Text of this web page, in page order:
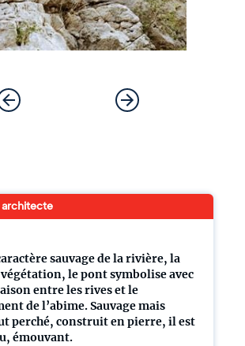
sauvage de la rivière, la
le pont symbolise avec
entre les rives et le
de l’abime. Sauvage mais
perché, construit en pierre, il est
émouvant.
architecte